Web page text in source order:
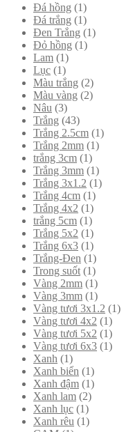
Đá hồng (1)
Đá trắng (1)
Đen Trắng (1)
Đỏ hồng (1)
Lam (1)
Lục (1)
Màu trắng (2)
Màu vàng (2)
Nâu (3)
Trắng (43)
Trắng 2.5cm (1)
Trắng 2mm (1)
trắng 3cm (1)
Trắng 3mm (1)
Trắng 3x1.2 (1)
Trắng 4cm (1)
Trắng 4x2 (1)
trắng 5cm (1)
Trắng 5x2 (1)
Trắng 6x3 (1)
Trắng-Đen (1)
Trong suốt (1)
Vàng 2mm (1)
Vàng 3mm (1)
Vàng tươi 3x1.2 (1)
Vàng tươi 4x2 (1)
Vàng tươi 5x2 (1)
Vàng tươi 6x3 (1)
Xanh (1)
Xanh biển (1)
Xanh đậm (1)
Xanh lam (2)
Xanh lục (1)
Xanh rêu (1)